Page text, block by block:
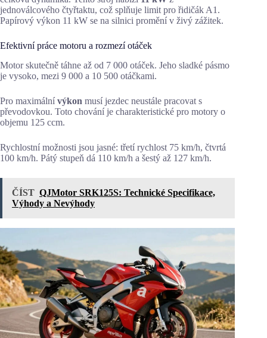
jednoválcového čtyřtaktu, což splňuje limit pro řidičák A1.
Papírový výkon 11 kW se na silnici promění v živý zážitek.
Efektivní práce motoru a rozmezí otáček
Motor skutečně táhne až od 7 000 otáček. Jeho sladké pásmo
je vysoko, mezi 9 000 a 10 500 otáčkami.
Pro maximální výkon musí jezdec neustále pracovat s
převodovkou. Toto chování je charakteristické pro motory o
objemu 125 ccm.
Rychlostní možnosti jsou jasné: třetí rychlost 75 km/h, čtvrtá
100 km/h. Pátý stupeň dá 110 km/h a šestý až 127 km/h.
ČÍST QJMotor SRK125S: Technické Specifikace,
Výhody a Nevýhody